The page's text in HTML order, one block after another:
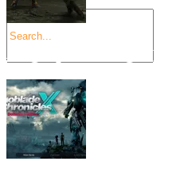
Angespielt: Legacy